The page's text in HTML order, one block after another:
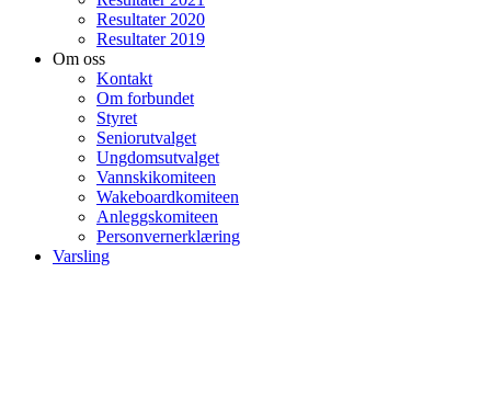
Resultater 2020
Resultater 2019
Om oss
Kontakt
Om forbundet
Styret
Seniorutvalget
Ungdomsutvalget
Vannskikomiteen
Wakeboardkomiteen
Anleggskomiteen
Personvernerklæring
Varsling